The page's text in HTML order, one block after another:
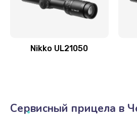
Nikko UL21050
Сервисный прицела в